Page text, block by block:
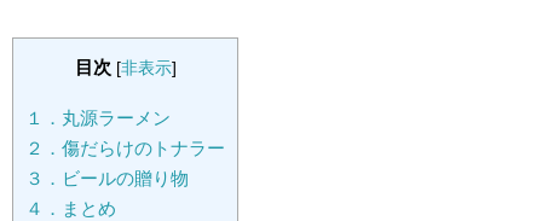
目次 [非表示]
１．丸源ラーメン
２．傷だらけのトナラー
３．ビールの贈り物
４．まとめ